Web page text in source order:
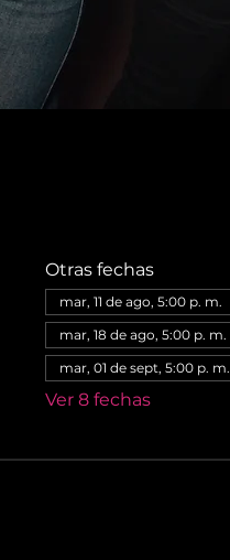
Otras fechas
mar, 11 de ago, 5:00 p. m.
mar, 18 de ago, 5:00 p. m.
mar, 01 de sept, 5:00 p. m.
Ver 8 fechas